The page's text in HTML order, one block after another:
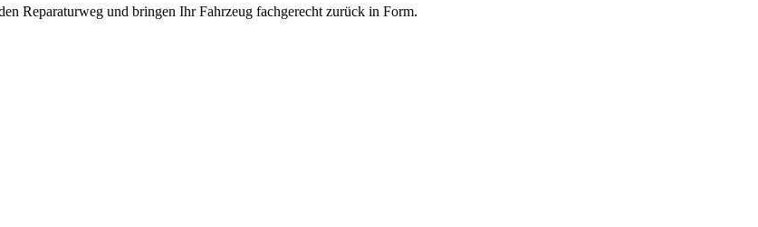
Reparaturweg und bringen Ihr Fahrzeug fachgerecht zurück in Form.